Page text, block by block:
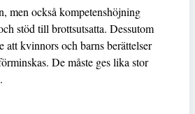
men också kompetenshöjning
stöd till brottsutsatta. Dessutom
att kvinnors och barns berättelser
De måste ges lika stor